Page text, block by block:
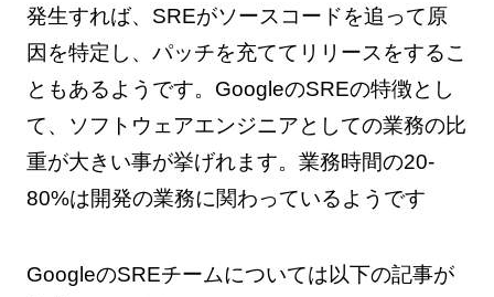
発生すれば、SREがソースコードを追って原
因を特定し、パッチを充ててリリースをするこ
ともあるようです。GoogleのSREの特徴とし
て、ソフトウェアエンジニアとしての業務の比
重が大きい事が挙げれます。業務時間の20-
80%は開発の業務に関わっているようです
GoogleのSREチームについては以下の記事が